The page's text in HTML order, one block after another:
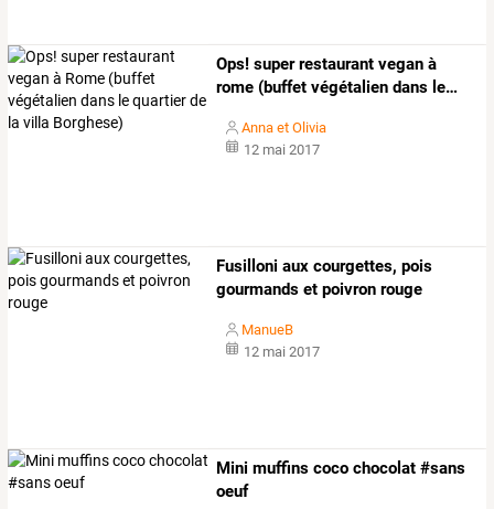
Ops! superrestaurant vegan à
rome (buffet végétalien dans le…
Anna et Olivia
12 mai 2017
Fusilloni aux courgettes, pois
gourmands et poivron rouge
ManueB
12 mai 2017
Mini muffins coco chocolat #sans
oeuf